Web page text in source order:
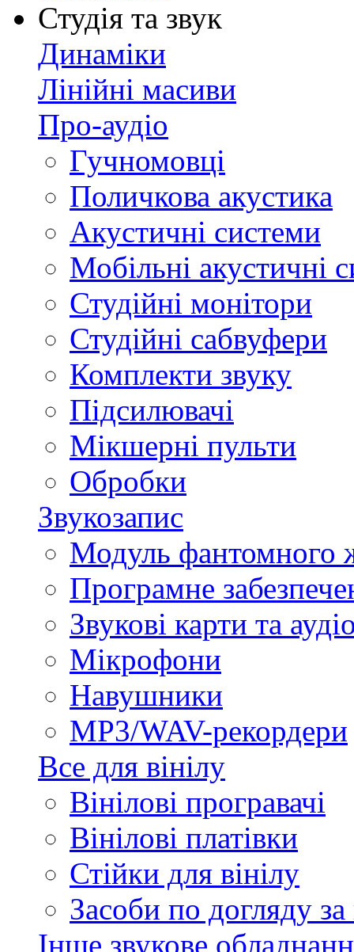
Студія та звук
Динаміки
Лінійні масиви
Про-аудіо
Гучномовці
Поличкова акустика
Акустичні системи
Мобільні акустичні
Студійні монітори
Студійні сабвуфери
Комплекти звуку
Підсилювачі
Мікшерні пульти
Обробки
Звукозапис
Модуль фантомного
Програмне
Звукові карти та
Мікрофони
Навушники
MP3/WAV-рекордери
Все для вінілу
Вінілові програвачі
Вінілові платівки
Стійки для вінілу
Засоби по догляду за
Інше звукове